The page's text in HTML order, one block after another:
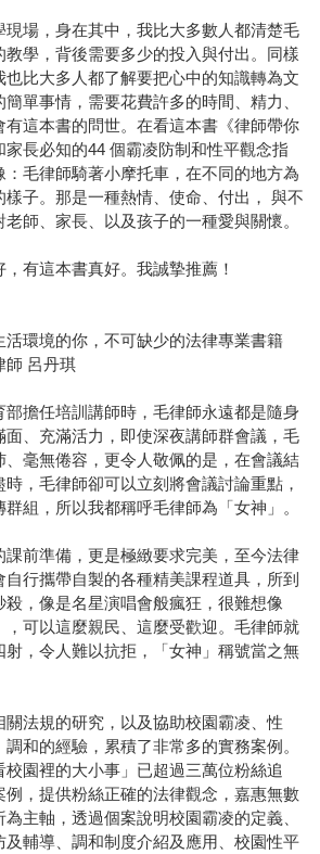
場，身在其中，我比大多數人都清楚毛
學，背後需要多少的投入與付出。同樣
比大多人都了解要把心中的知識轉為文
單事情，需要花費許多的時間、精力、
這本書的問世。在看這本書《律師帶你
長必知的44 個霸凌防制和性平觀念指
毛律師騎著小摩托車，在不同的地方為
子。那是一種熱情、使命、付出， 與不
師、家長、以及孩子的一種愛與關懷。
有這本書真好。我誠摯推薦！
活環境的你，不可缺少的法律專業書籍
師 呂丹琪
擔任培訓講師時，毛律師永遠都是隨身
、充滿活力，即使深夜講師群會議，毛
毫無倦容，更令人敬佩的是，在會議結
，毛律師卻可以立刻將會議討論重點，
組，所以我都稱呼毛律師為「女神」。
前準備，更是極緻要求完美，至今法律
行攜帶自製的各種精美課程道具，所到
殺，像是名星演唱會般瘋狂，很難想像
，可以這麼親民、這麼受歡迎。毛律師就
射，令人難以抗拒，「女神」稱號當之無
法規的研究，以及協助校園霸凌、性
和的經驗，累積了非常多的實務案例。
園裡的大小事」已超過三萬位粉絲追
，提供粉絲正確的法律觀念，嘉惠無數
主軸，透過個案說明校園霸凌的定義、
輔導、調和制度介紹及應用、校園性平